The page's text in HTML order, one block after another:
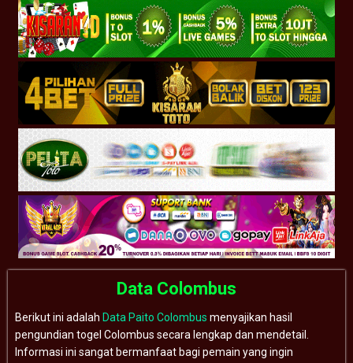
Data Colombus
Berikut ini adalah Data Paito Colombus menyajikan hasil
pengundian togel Colombus secara lengkap dan mendetail.
Informasi ini sangat bermanfaat bagi pemain yang ingin